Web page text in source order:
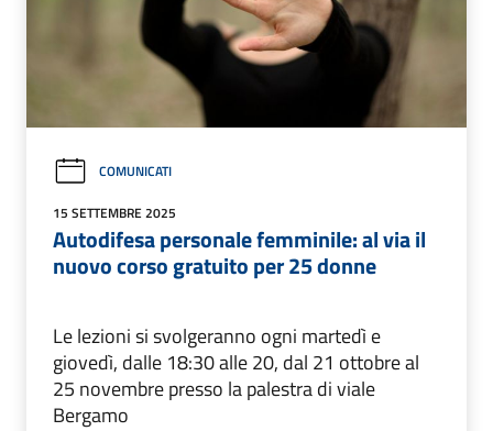
COMUNICATI
15 SETTEMBRE 2025
Autodifesa personale femminile: al via il
nuovo corso gratuito per 25 donne
Le lezioni si svolgeranno ogni martedì e
giovedì, dalle 18:30 alle 20, dal 21 ottobre al
25 novembre presso la palestra di viale
Bergamo